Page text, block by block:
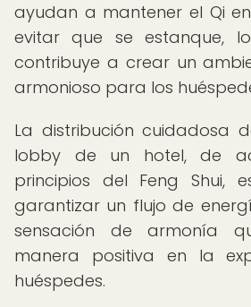
ayudan a mantener el Qi
evitar que se estanque,
contribuye a crear un
armonioso para los
La distribución cuidadosa
lobby de un hotel, de
principios del Feng Shui,
garantizar un flujo de
sensación de armonía
manera positiva en la
huéspedes.